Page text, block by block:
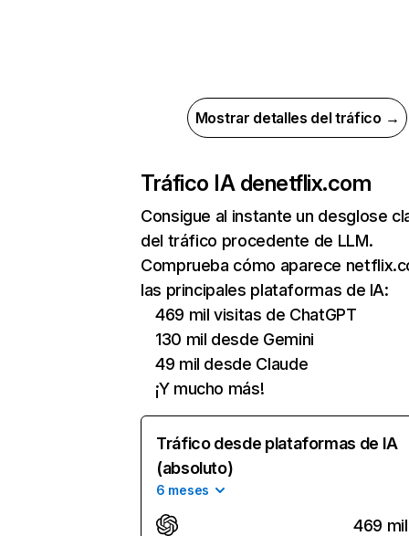
Mostrar detalles del tráfico →
Tráfico IA denetflix.com
Consigue al instante un desglose
del tráfico procedente de LLM.
Comprueba cómo aparece
las principales plataformas de IA:
469 mil visitas de ChatGPT
130 mil desde Gemini
49 mil desde Claude
¡Y mucho más!
Tráfico desde plataformas de IA
(absoluto)
6 meses
469 mil